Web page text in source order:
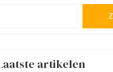
artikelen